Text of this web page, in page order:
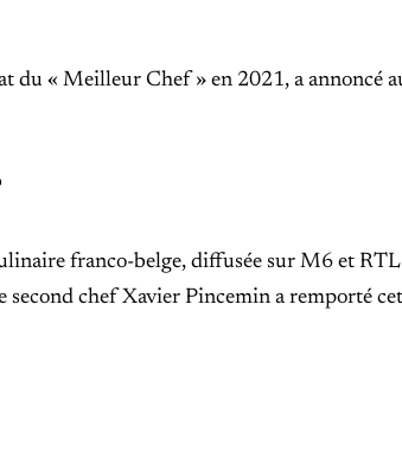
du « Meilleur Chef » en 2021, a annoncé
franco-belge, diffusée sur M6 et
chef Xavier Pincemin a remporté